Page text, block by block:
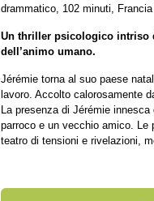
drammatico, 102 minuti,
Un thriller psicologico intriso
dell’animo umano.
Jérémie torna al suo paese
lavoro. Accolto calorosamente
La presenza di Jérémie
parroco e un vecchio amico. Le
teatro di tensioni e rivelazioni,